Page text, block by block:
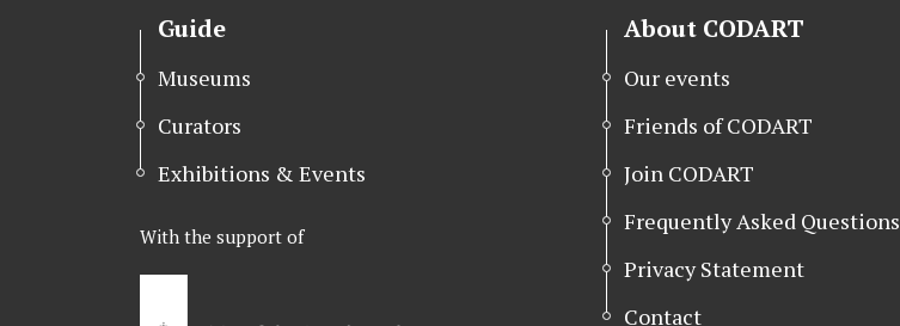
Guide
Museums
Curators
Exhibitions & Events
With the support of
About CODART
Our events
Friends of CODART
Join CODART
Frequently Asked Questions
Privacy Statement
Contact